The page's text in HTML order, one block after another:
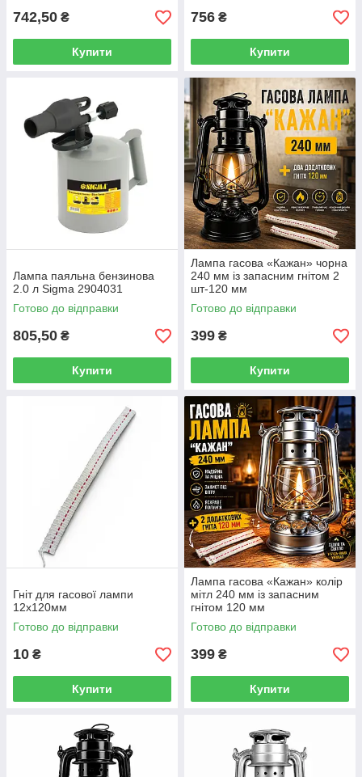
742,50 ₴
Купити
756 ₴
Купити
Лампа паяльна бензинова
2.0 л Sigma 2904031
Готово до відправки
805,50 ₴
Купити
Лампа гасова «Кажан» чорна
240 мм із запасним гнітом 2
шт-120 мм
Готово до відправки
399 ₴
Купити
Гніт для гасової лампи
12х120мм
Готово до відправки
10 ₴
Купити
Лампа гасова «Кажан» колір
мітл 240 мм із запасним
гнітом 120 мм
Готово до відправки
399 ₴
Купити